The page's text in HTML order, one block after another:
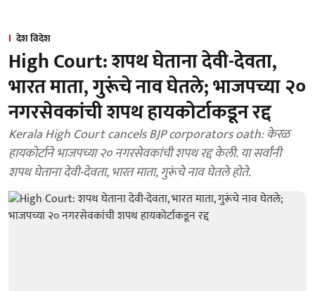
देश विदेश
High Court: शपथ घेताना देवी-देवता,
भारत माता, गुरूंचे नाव घेतले; भाजपच्या २०
नगरसेवकांची शपथ हायकोर्टाकडून रद्द
Kerala High Court cancels BJP corporators oath: केरळ
हायकोर्टाने भाजपच्या २० नगरसेवकांची शपथ रद्द केली. या सर्वांनी
शपथ घेताना देवी-देवता, भारत माता, गुरूंचे नाव घेतले होते.